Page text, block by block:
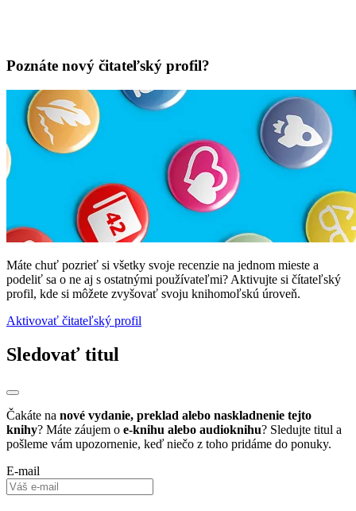
Poznáte nový čitateľský profil?
Máte chuť pozrieť si všetky svoje recenzie na jednom mieste a
podeliť sa o ne aj s ostatnými používateľmi? Aktivujte si čítateľský
profil, kde si môžete zvyšovať svoju knihomoľskú úroveň.
Aktivovať čitateľský profil
Sledovať titul
Čakáte na nové vydanie, preklad alebo naskladnenie tejto
knihy? Máte záujem o e-knihu alebo audioknihu? Sledujte titul a
pošleme vám upozornenie, keď niečo z toho pridáme do ponuky.
E-mail